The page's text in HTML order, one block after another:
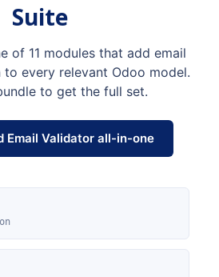
Suite
of 11 modules that add email
every relevant Odoo model.
to get the full set.
Email Validator all-in-one